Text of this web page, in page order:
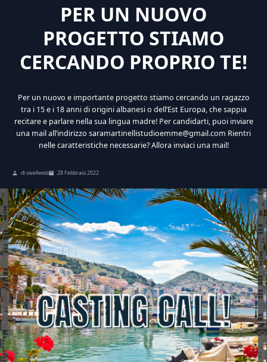
PER UN NUOVO
PROGETTO STIAMO
CERCANDO PROPRIO TE!
Per un nuovo e importante progetto stiamo cercando un ragazzo
tra i 15 e i 18 anni di origini albanesi o dell’Est Europa, che sappia
recitare e parlare nella sua lingua madre! Per candidarti, puoi inviare
una mail all’indirizzo saramartinellistudioemme@gmail.com Rientri
nelle caratteristiche necessarie? Allora inviaci una mail!
di swellweb 28 Febbraio 2022